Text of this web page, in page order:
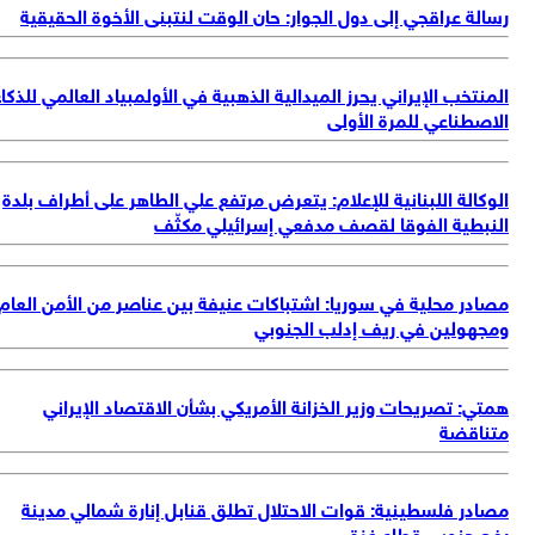
عراقجي إلى دول الجوار: حان الوقت لنتبنى الأخوة الحقيقية
الإيراني يحرز الميدالية الذهبية في الأولمبياد العالمي للذكاء
للمرة الأولى
اللبنانية للإعلام: يتعرض مرتفع علي الطاهر على أطراف بلدة
الفوقا لقصف مدفعي إسرائيلي مكثّف
محلية في سوريا: اشتباكات عنيفة بين عناصر من الأمن العام
في ريف إدلب الجنوبي
تصريحات وزير الخزانة الأمريكي بشأن الاقتصاد الإيراني
فلسطينية: قوات الاحتلال تطلق قنابل إنارة شمالي مدينة